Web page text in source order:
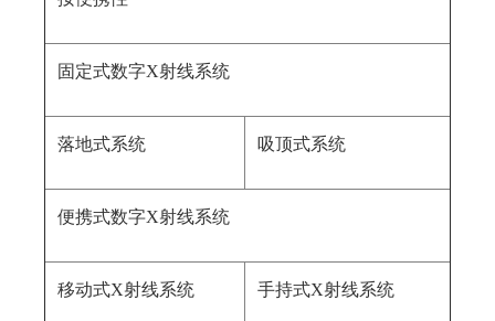
固定式数字X射线系统
落地式系统 吸顶式系统
便携式数字X射线系统
移动式X射线系统 手持式X射线系统